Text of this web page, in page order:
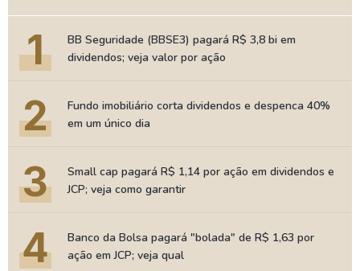
1
BB Seguridade (BBSE3) pagará R$ 3,8 bi em
dividendos; veja valor por ação
2
Fundo imobiliário corta dividendos e despenca 40%
em um único dia
3
Small cap pagará R$ 1,14 por ação em dividendos e
JCP; veja como garantir
4
Banco da Bolsa pagará "bolada" de R$ 1,63 por
ação em JCP; veja qual